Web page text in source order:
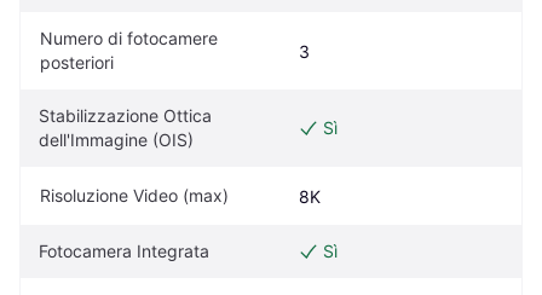
Numero di fotocamere
posteriori
3
Stabilizzazione Ottica
dell'Immagine (OIS)
Sì
Risoluzione Video (max) 8K
Fotocamera Integrata Sì